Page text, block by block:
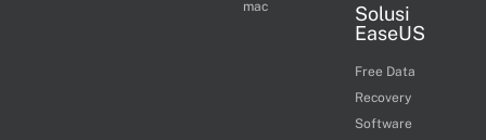
mac
Solusi
EaseUS
Free Data
Recovery
Software